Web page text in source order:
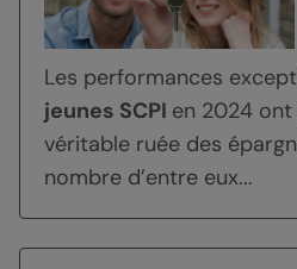
Les performances
jeunes SCPI en 2024
véritable ruée des
nombre d’entre eux...